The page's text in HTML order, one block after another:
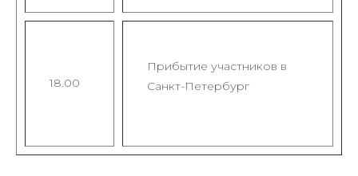
18.00
Прибытие участников в
Санкт-Петербург